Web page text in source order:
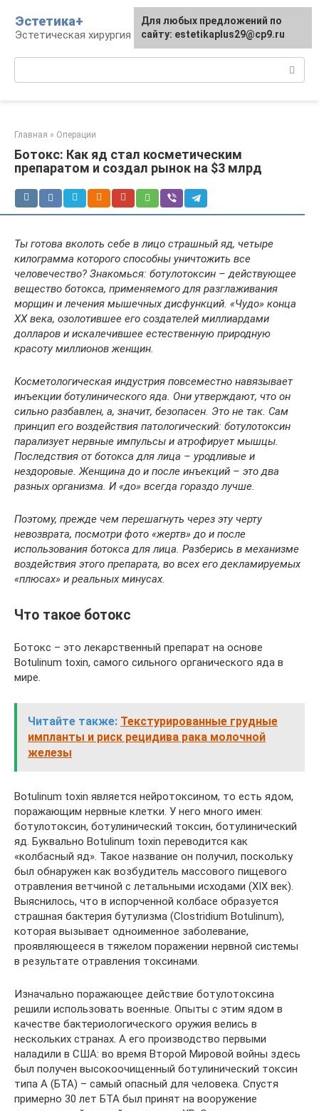
контенту
Эстетика+
Эстетическая хирургия и косметология
Главная » Операции
Ботокс: Как яд стал косметическим
препаратом и создал рынок на $3 млрд
Ты готова вколоть себе в лицо страшный яд, четыре
килограмма которого способны уничтожить все
человечество? Знакомься: ботулотоксин – действующее
вещество ботокса, применяемого для разглаживания
морщин и лечения мышечных дисфункций. «Чудо» конца
XX века, озолотившее его создателей миллиардами
долларов и искалечившее естественную природную
красоту миллионов женщин.
Косметологическая индустрия повсеместно навязывает
инъекции ботулинического яда. Они утверждают, что он
сильно разбавлен, а, значит, безопасен. Это не так. Сам
принцип его воздействия патологический: ботулотоксин
парализует нервные импульсы и атрофирует мышцы.
Последствия от ботокса для лица – уродливые и
нездоровые. Женщина до и после инъекций – это два
разных организма. И «до» всегда гораздо лучше.
Поэтому, прежде чем перешагнуть через эту черту
невозврата, посмотри фото «жертв» до и после
использования ботокса для лица. Разберись в механизме
воздействия этого препарата, во всех его декламируемых
«плюсах» и реальных минусах.
Что такое ботокс
Ботокс – это лекарственный препарат на основе
Botulinum toxin, самого сильного органического яда в
мире.
Читайте также: Текстурированные грудные
импланты и риск рецидива рака молочной
железы
Botulinum toxin является нейротоксином, то есть ядом,
поражающим нервные клетки. У него много имен:
ботулотоксин, ботулинический токсин, ботулинический
яд. Буквально Botulinum toxin переводится как
«колбасный яд». Такое название он получил, поскольку
был обнаружен как возбудитель массового пищевого
отравления ветчиной с летальными исходами (XIX век).
Выяснилось, что в испорченной колбасе образуется
страшная бактерия бутулизма (Clostridium Botulinum),
которая вызывает одноименное заболевание,
проявляющееся в тяжелом поражении нервной системы
в результате отравления токсинами.
Изначально поражающее действие ботулотоксина
решили использовать военные. Опыты с этим ядом в
качестве бактериологического оружия велись в
нескольких странах. А его производство первыми
наладили в США: во время Второй Мировой войны здесь
был получен высокоочищенный ботулинический токсин
типа А (БТА) – самый опасный для человека. Спустя
примерно 30 лет БТА был принят на вооружение
Для любых предложений по
сайту: estetikaplus29@cp9.ru